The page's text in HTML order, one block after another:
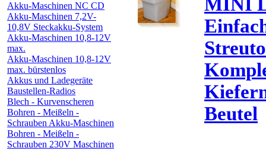
Akku-Maschinen NC CD
Akku-Maschinen 7,2V-
10,8V Steckakku-System
Akku-Maschinen 10,8-12V
max.
Akku-Maschinen 10,8-12V
max. bürstenlos
Akkus und Ladegeräte
Baustellen-Radios
Blech - Kurvenscheren
Bohren - Meißeln -
Schrauben Akku-Maschinen
Bohren - Meißeln -
Schrauben 230V Maschinen
MINI
Beutel